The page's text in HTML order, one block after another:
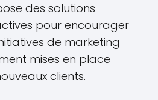
des solutions
pour encourager
de marketing
mises en place
clients.